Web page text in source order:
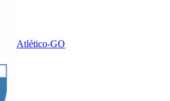
Atlético-GO